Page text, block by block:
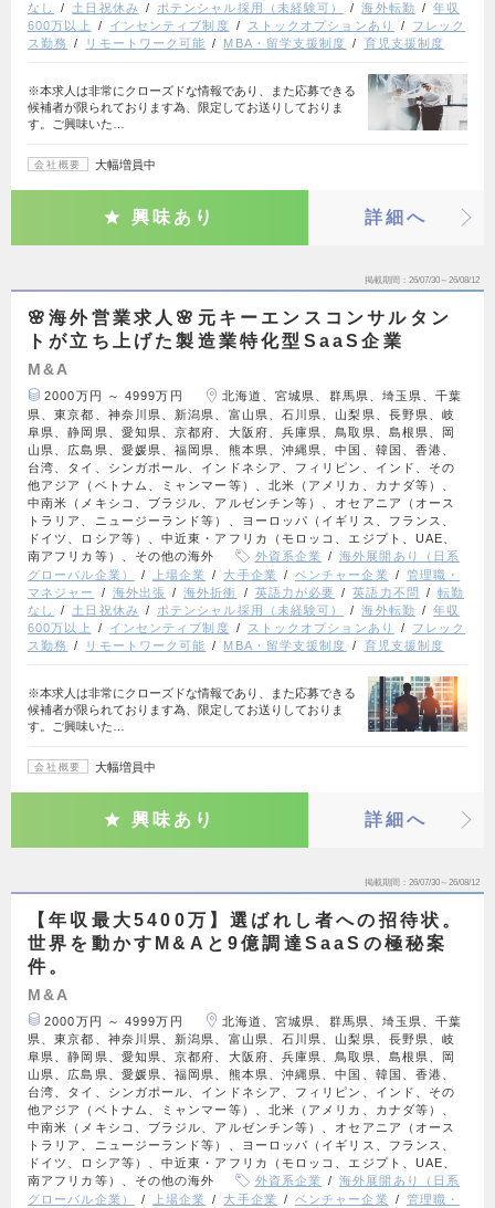
なし
土日祝休み ポテンシャル採用（未経験可） 海外転勤
年収
600万以上
インセンティブ制度 ストックオプションあり
フレック
ス勤務
リモートワーク可能 MBA・留学支援制度 育児支援制度
※本求人は非常にクローズドな情報であり、また応募できる
候補者が限られております為、限定してお送りしておりま
す。ご興味いた…
会社概要 大幅増員中
興味あり 詳細へ
掲載期間 26/07/30～26/08/12
🌸海外営業求人🌸元キーエンスコンサルタン
トが立ち上げた製造業特化型SaaS企業
M&A
2000万円 ～ 4999万円
北海道、宮城県、群馬県、埼玉県、千葉
県、東京都、神奈川県、新潟県、富山県、石川県、山梨県、長野県、岐
阜県、静岡県、愛知県、京都府、大阪府、兵庫県、鳥取県、島根県、岡
山県、広島県、愛媛県、福岡県、熊本県、沖縄県、中国、韓国、香港、
台湾、タイ、シンガポール、インドネシア、フィリピン、インド、その
他アジア（ベトナム、ミャンマー等）、北米（アメリカ、カナダ等）、
中南米（メキシコ、ブラジル、アルゼンチン等）、オセアニア（オース
トラリア、ニュージーランド等）、ヨーロッパ（イギリス、フランス、
ドイツ、ロシア等）、中近東・アフリカ（モロッコ、エジプト、UAE、
南アフリカ等）、その他の海外
外資系企業
海外展開あり（日系
グローバル企業）
上場企業 大手企業 ベンチャー企業
管理職・
マネジャー
海外出張 海外折衝 英語力が必要 英語力不問
転勤
なし
土日祝休み ポテンシャル採用（未経験可） 海外転勤
年収
600万以上
インセンティブ制度 ストックオプションあり
フレック
ス勤務
リモートワーク可能 MBA・留学支援制度 育児支援制度
※本求人は非常にクローズドな情報であり、また応募できる
候補者が限られております為、限定してお送りしておりま
す。ご興味いた…
会社概要 大幅増員中
興味あり 詳細へ
掲載期間 26/07/30～26/08/12
【年収最大5400万】選ばれし者への招待状。
世界を動かすM&Aと9億調達SaaSの極秘案
件。
M&A
2000万円 ～ 4999万円
北海道、宮城県、群馬県、埼玉県、千葉
県、東京都、神奈川県、新潟県、富山県、石川県、山梨県、長野県、岐
阜県、静岡県、愛知県、京都府、大阪府、兵庫県、鳥取県、島根県、岡
山県、広島県、愛媛県、福岡県、熊本県、沖縄県、中国、韓国、香港、
台湾、タイ、シンガポール、インドネシア、フィリピン、インド、その
他アジア（ベトナム、ミャンマー等）、北米（アメリカ、カナダ等）、
中南米（メキシコ、ブラジル、アルゼンチン等）、オセアニア（オース
トラリア、ニュージーランド等）、ヨーロッパ（イギリス、フランス、
ドイツ、ロシア等）、中近東・アフリカ（モロッコ、エジプト、UAE、
南アフリカ等）、その他の海外
外資系企業
海外展開あり（日系
グローバル企業）
上場企業 大手企業 ベンチャー企業
管理職・